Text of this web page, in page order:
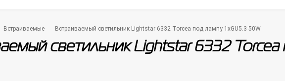
Встраиваемые Встраиваемый светильник Lightstar 6332 Torcea под лампу 1xGU5.3 50W
светильник Lightstar 6332 Torcea